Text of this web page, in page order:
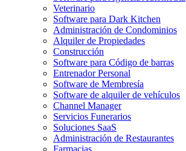
Veterinario
Software para Dark Kitchen
Administración de Condominios
Alquiler de Propiedades
Construcción
Software para Código de barras
Entrenador Personal
Software de Membresía
Software de alquiler de vehículos
Channel Manager
Servicios Funerarios
Soluciones SaaS
Administración de Restaurantes
Farmacias